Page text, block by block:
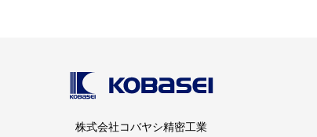
株式会社コバヤシ精密工業